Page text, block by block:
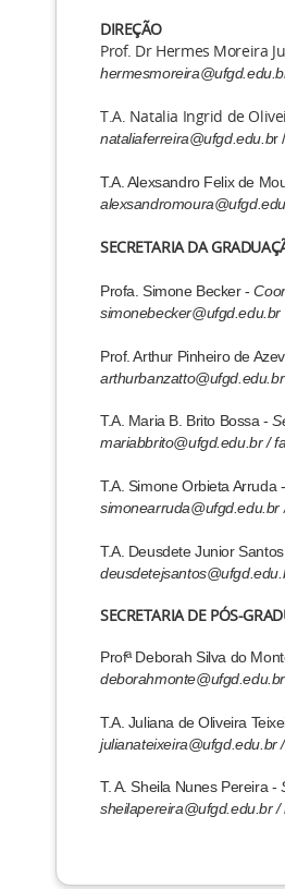
DIREÇÃO
Prof. Dr Hermes Moreira
T.A. Natalia Ingrid de
nataliaferreira@ufgd.edu.br
T.A. Alexsandro Felix de
SECRETARIA DA
Profa. Simone Becker -
simonebecker@ufgd.edu.br
Prof. Arthur Pinheiro de
arthurbanzatto@ufgd.edu.br
T.A. Maria B. Brito Bossa -
mariabbrito@ufgd.edu.br /
T.A. Simone Orbieta Arruda -
T.A. Deusdete Junior
SECRETARIA DE PÓS-
Profª Deborah Silva do
T.A. Juliana de Oliveira
julianateixeira@ufgd.edu.br
T. A. Sheila Nunes Pereira -
sheilapereira@ufgd.edu.br